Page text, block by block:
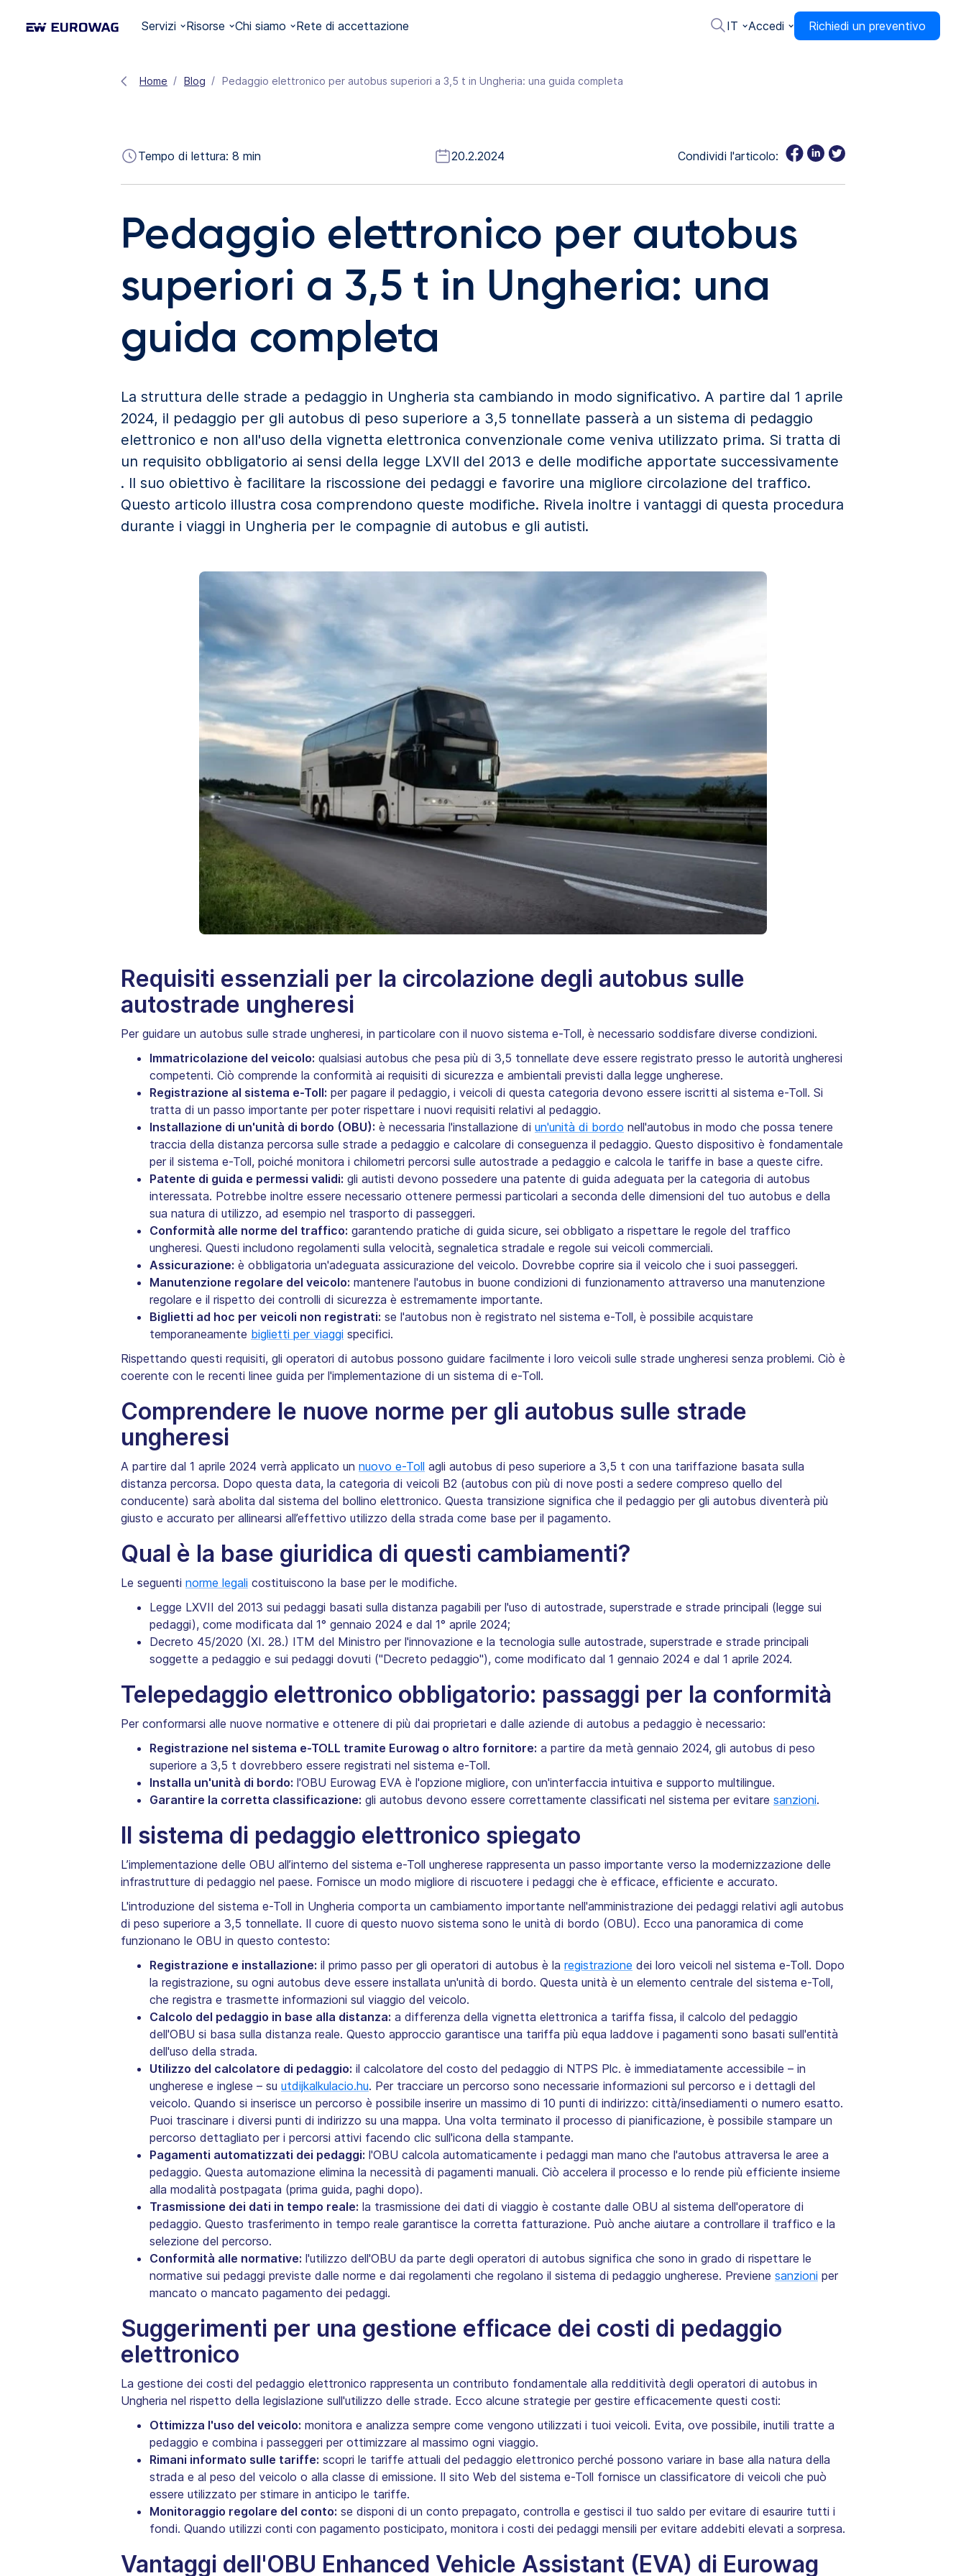
Servizi Risorse Chi siamo Rete di accettazione IT Accedi Richiedi un preventivo
Home Blog Pedaggio elettronico per autobus superiori a 3,5 t in Ungheria: una guida completa
Tempo di lettura: 8 min 20.2.2024 Condividi l'articolo:
Pedaggio elettronico per autobus
superiori a 3,5 t in Ungheria: una
guida completa
La struttura delle strade a pedaggio in Ungheria sta cambiando in modo significativo. A partire dal 1 aprile
2024, il pedaggio per gli autobus di peso superiore a 3,5 tonnellate passerà a un sistema di pedaggio
elettronico e non all'uso della vignetta elettronica convenzionale come veniva utilizzato prima. Si tratta di
un requisito obbligatorio ai sensi della legge LXVII del 2013 e delle modifiche apportate successivamente
. Il suo obiettivo è facilitare la riscossione dei pedaggi e favorire una migliore circolazione del traffico.
Questo articolo illustra cosa comprendono queste modifiche. Rivela inoltre i vantaggi di questa procedura
durante i viaggi in Ungheria per le compagnie di autobus e gli autisti.
Requisiti essenziali per la circolazione degli autobus sulle
autostrade ungheresi
Per guidare un autobus sulle strade ungheresi, in particolare con il nuovo sistema e-Toll, è necessario soddisfare diverse condizioni.
Immatricolazione del veicolo: qualsiasi autobus che pesa più di 3,5 tonnellate deve essere registrato presso le autorità ungheresi
competenti. Ciò comprende la conformità ai requisiti di sicurezza e ambientali previsti dalla legge ungherese.‍
Registrazione al sistema e-Toll: per pagare il pedaggio, i veicoli di questa categoria devono essere iscritti al sistema e-Toll. Si
tratta di un passo importante per poter rispettare i nuovi requisiti relativi al pedaggio.‍
Installazione di un'unità di bordo (OBU): è necessaria l'installazione di un'unità di bordo nell'autobus in modo che possa tenere
traccia della distanza percorsa sulle strade a pedaggio e calcolare di conseguenza il pedaggio. Questo dispositivo è fondamentale
per il sistema e-Toll, poiché monitora i chilometri percorsi sulle autostrade a pedaggio e calcola le tariffe in base a queste cifre.‍
Patente di guida e permessi validi: gli autisti devono possedere una patente di guida adeguata per la categoria di autobus
interessata. Potrebbe inoltre essere necessario ottenere permessi particolari a seconda delle dimensioni del tuo autobus e della
sua natura di utilizzo, ad esempio nel trasporto di passeggeri.‍
Conformità alle norme del traffico: garantendo pratiche di guida sicure, sei obbligato a rispettare le regole del traffico
ungheresi. Questi includono regolamenti sulla velocità, segnaletica stradale e regole sui veicoli commerciali.‍
Assicurazione: è obbligatoria un'adeguata assicurazione del veicolo. Dovrebbe coprire sia il veicolo che i suoi passeggeri.‍
Manutenzione regolare del veicolo: mantenere l'autobus in buone condizioni di funzionamento attraverso una manutenzione
regolare e il rispetto dei controlli di sicurezza è estremamente importante.‍
Biglietti ad hoc per veicoli non registrati: se l'autobus non è registrato nel sistema e-Toll, è possibile acquistare
temporaneamente biglietti per viaggi specifici.
Rispettando questi requisiti, gli operatori di autobus possono guidare facilmente i loro veicoli sulle strade ungheresi senza problemi. Ciò è
coerente con le recenti linee guida per l'implementazione di un sistema di e-Toll.
Comprendere le nuove norme per gli autobus sulle strade
ungheresi
A partire dal 1 aprile 2024 verrà applicato un nuovo e-Toll agli autobus di peso superiore a 3,5 t con una tariffazione basata sulla
distanza percorsa. Dopo questa data, la categoria di veicoli B2 (autobus con più di nove posti a sedere compreso quello del
conducente) sarà abolita dal sistema del bollino elettronico. Questa transizione significa che il pedaggio per gli autobus diventerà più
giusto e accurato per allinearsi all’effettivo utilizzo della strada come base per il pagamento.
Qual è la base giuridica di questi cambiamenti?
Le seguenti norme legali costituiscono la base per le modifiche.
Legge LXVII del 2013 sui pedaggi basati sulla distanza pagabili per l'uso di autostrade, superstrade e strade principali (legge sui
pedaggi), come modificata dal 1° gennaio 2024 e dal 1° aprile 2024;
Decreto 45/2020 (XI. 28.) ITM del Ministro per l'innovazione e la tecnologia sulle autostrade, superstrade e strade principali
soggette a pedaggio e sui pedaggi dovuti ("Decreto pedaggio"), come modificato dal 1 gennaio 2024 e dal 1 aprile 2024.
Telepedaggio elettronico obbligatorio: passaggi per la conformità
Per conformarsi alle nuove normative e ottenere di più dai proprietari e dalle aziende di autobus a pedaggio è necessario:
Registrazione nel sistema e-TOLL tramite Eurowag o altro fornitore: a partire da metà gennaio 2024, gli autobus di peso
superiore a 3,5 t dovrebbero essere registrati nel sistema e-Toll.‍
Installa un'unità di bordo: l'OBU Eurowag EVA è l'opzione migliore, con un'interfaccia intuitiva e supporto multilingue.‍
Garantire la corretta classificazione: gli autobus devono essere correttamente classificati nel sistema per evitare sanzioni.
Il sistema di pedaggio elettronico spiegato
L’implementazione delle OBU all’interno del sistema e-Toll ungherese rappresenta un passo importante verso la modernizzazione delle
infrastrutture di pedaggio nel paese. Fornisce un modo migliore di riscuotere i pedaggi che è efficace, efficiente e accurato.
L'introduzione del sistema e-Toll in Ungheria comporta un cambiamento importante nell'amministrazione dei pedaggi relativi agli autobus
di peso superiore a 3,5 tonnellate. Il cuore di questo nuovo sistema sono le unità di bordo (OBU). Ecco una panoramica di come
funzionano le OBU in questo contesto:
Registrazione e installazione: il primo passo per gli operatori di autobus è la registrazione dei loro veicoli nel sistema e-Toll. Dopo
la registrazione, su ogni autobus deve essere installata un'unità di bordo. Questa unità è un elemento centrale del sistema e-Toll,
che registra e trasmette informazioni sul viaggio del veicolo.‍
Calcolo del pedaggio in base alla distanza: a differenza della vignetta elettronica a tariffa fissa, il calcolo del pedaggio
dell'OBU si basa sulla distanza reale. Questo approccio garantisce una tariffa più equa laddove i pagamenti sono basati sull'entità
dell'uso della strada. ‍
Utilizzo del calcolatore di pedaggio: il calcolatore del costo del pedaggio di NTPS Plc. è immediatamente accessibile – in
ungherese e inglese – su utdijkalkulacio.hu. Per tracciare un percorso sono necessarie informazioni sul percorso e i dettagli del
veicolo. Quando si inserisce un percorso è possibile inserire un massimo di 10 punti di indirizzo: città/insediamenti o numero esatto.
Puoi trascinare i diversi punti di indirizzo su una mappa. Una volta terminato il processo di pianificazione, è possibile stampare un
percorso dettagliato per i percorsi attivi facendo clic sull'icona della stampante.‍
Pagamenti automatizzati dei pedaggi: l'OBU calcola automaticamente i pedaggi man mano che l'autobus attraversa le aree a
pedaggio. Questa automazione elimina la necessità di pagamenti manuali. Ciò accelera il processo e lo rende più efficiente insieme
alla modalità postpagata (prima guida, paghi dopo).‍
Trasmissione dei dati in tempo reale: la trasmissione dei dati di viaggio è costante dalle OBU al sistema dell'operatore di
pedaggio. Questo trasferimento in tempo reale garantisce la corretta fatturazione. Può anche aiutare a controllare il traffico e la
selezione del percorso.‍
Conformità alle normative: l'utilizzo dell'OBU da parte degli operatori di autobus significa che sono in grado di rispettare le
normative sui pedaggi previste dalle norme e dai regolamenti che regolano il sistema di pedaggio ungherese. Previene sanzioni per
mancato o mancato pagamento dei pedaggi.
Suggerimenti per una gestione efficace dei costi di pedaggio
elettronico
La gestione dei costi del pedaggio elettronico rappresenta un contributo fondamentale alla redditività degli operatori di autobus in
Ungheria nel rispetto della legislazione sull'utilizzo delle strade. Ecco alcune strategie per gestire efficacemente questi costi:
Ottimizza l'uso del veicolo: monitora e analizza sempre come vengono utilizzati i tuoi veicoli. Evita, ove possibile, inutili tratte a
pedaggio e combina i passeggeri per ottimizzare al massimo ogni viaggio.
‍Rimani informato sulle tariffe: scopri le tariffe attuali del pedaggio elettronico perché possono variare in base alla natura della
strada e al peso del veicolo o alla classe di emissione. Il sito Web del sistema e-Toll fornisce un classificatore di veicoli che può
essere utilizzato per stimare in anticipo le tariffe.‍
Monitoraggio regolare del conto: se disponi di un conto prepagato, controlla e gestisci il tuo saldo per evitare di esaurire tutti i
fondi. Quando utilizzi conti con pagamento posticipato, monitora i costi dei pedaggi mensili per evitare addebiti elevati a sorpresa.
Vantaggi dell'OBU Enhanced Vehicle Assistant (EVA) di Eurowag